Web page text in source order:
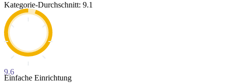
Kategorie-Durchschnitt: 9.1
9.6
Einfache Einrichtung